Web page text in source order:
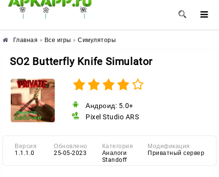
🌸 🌼 🌺
Главная » Все игры » Симуляторы
SO2 Butterfly Knife Simulator
Андроид: 5.0+
Pixel Studio ARS
Версия
1.1.1.0
Обновлено
25-05-2023
Категория
Аналоги
Standoff
Модификация
Приватный сервер